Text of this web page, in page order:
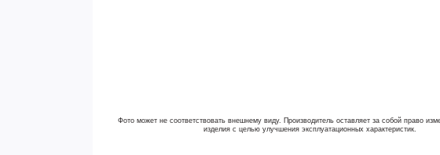
Фото может не соответствовать внешнему виду. Производитель оставляет за собой право
изделия с целью улучшения эксплуатационных характеристик.